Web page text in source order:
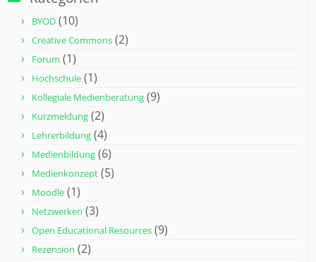
BYOD (10)
Creative Commons (2)
Forum (1)
Hochschule (1)
Kollegiale Medienberatung (9)
Kurzmeldung (2)
Lehrerbildung (4)
Medienbildung (6)
Medienkonzept (5)
Moodle (1)
Netzwerken (3)
Open Educational Resources (9)
Rezension (2)